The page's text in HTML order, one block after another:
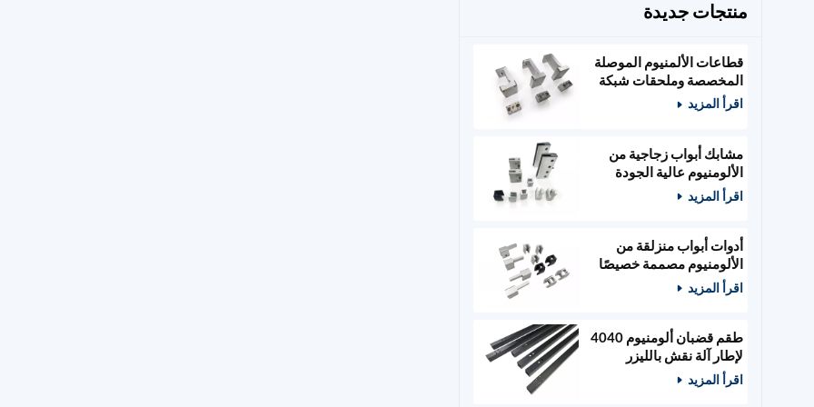
منتجات جديدة
قطاعات الألمنيوم الموصلة
المخصصة وملحقات شبكة
الطاقة
اقرأ المزيد
مشابك أبواب زجاجية من
الألومنيوم عالية الجودة
مصممة حسب الطلب،
وأدوات أبواب خشبية
اقرأ المزيد
أدوات أبواب منزلقة من
الألومنيوم مصممة خصيصًا
ومثبتات زجاجية
اقرأ المزيد
طقم قضبان ألومنيوم 4040
لإطار آلة نقش بالليزر
400x400 مم
اقرأ المزيد